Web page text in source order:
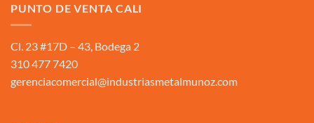
PUNTO DE VENTA CALI
Cl. 23 #17D – 43, Bodega 2
310 477 7420
gerenciacomercial@industriasmetalmunoz.com